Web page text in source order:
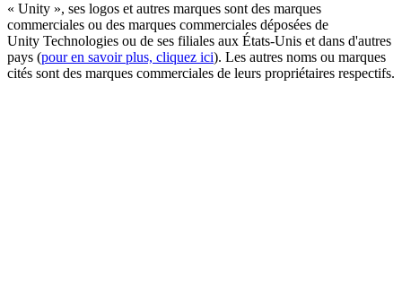
« Unity », ses logos et autres marques sont des marques
commerciales ou des marques commerciales déposées de
Unity Technologies ou de ses filiales aux États-Unis et dans d'autres
pays (pour en savoir plus, cliquez ici). Les autres noms ou marques
cités sont des marques commerciales de leurs propriétaires respectifs.